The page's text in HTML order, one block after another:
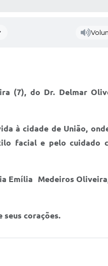
(7), do Dr. Delmar
à cidade de União,
facial e pelo cuidado
Emília Medeiros
corações.